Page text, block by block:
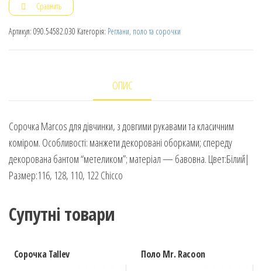
Сравнить
Артикул: 090.54582.030 Категорія: Реглани, поло та сорочки
ОПИС
Сорочка Marcos для дівчинки, з довгими рукавами та класичним
коміром. Особливості: манжети декоровані оборками; спереду
декорована бантом “метеликом”; матеріал — бавовна. Цвет:Білий|
Размер:116, 128, 110, 122 Chicco
Супутні товари
Сорочка Tallev Поло Mr. Racoon